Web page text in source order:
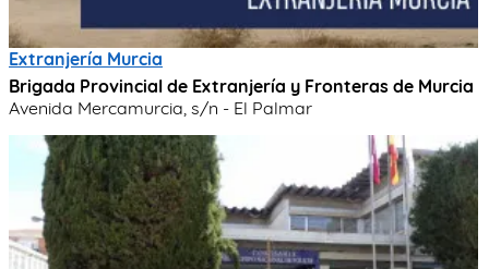
Extranjería Murcia
Brigada Provincial de Extranjería y Fronteras de Murcia
Avenida Mercamurcia, s/n - El Palmar